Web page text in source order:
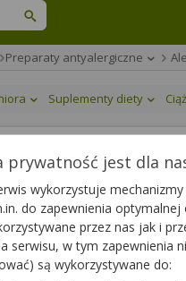
Preparaty antyalergiczne
Suplementy diety
Active
rozpadowi w jamie ustnej
bez recepty
prywatność jest dla
wykorzystuje
do zapewnienia
przez nas jak i
serwisu, w tym zapewnienia
są wykorzystywane do: